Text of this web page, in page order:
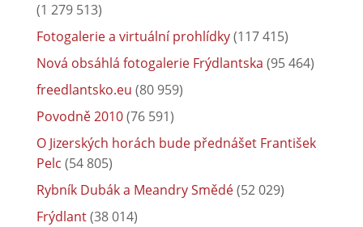
(1 279 513)
Fotogalerie a virtuální prohlídky(117 415)
Nová obsáhlá fotogalerie Frýdlantska (95 464)
freedlantsko.eu (80 959)
Povodně 2010(76 591)
O Jizerských horách bude přednášet František
Pelc (54 805)
Rybník Dubák a Meandry Smědé(52 029)
Frýdlant(38 014)